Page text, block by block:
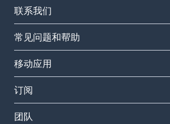
联系我们
常见问题和帮助
移动应用
订阅
团队